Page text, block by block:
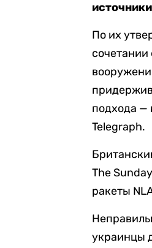
По их
сочетании
подхода —
Telegraph.
The
ракеты
украинцы